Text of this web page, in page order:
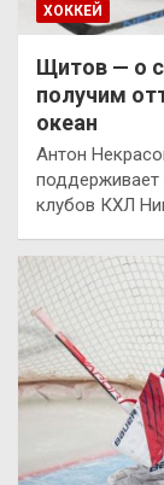
ХОККЕЙ
Щитов — о
получим
океан
Антон
клубов КХЛ